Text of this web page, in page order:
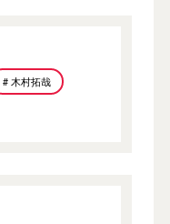
# 木村拓哉